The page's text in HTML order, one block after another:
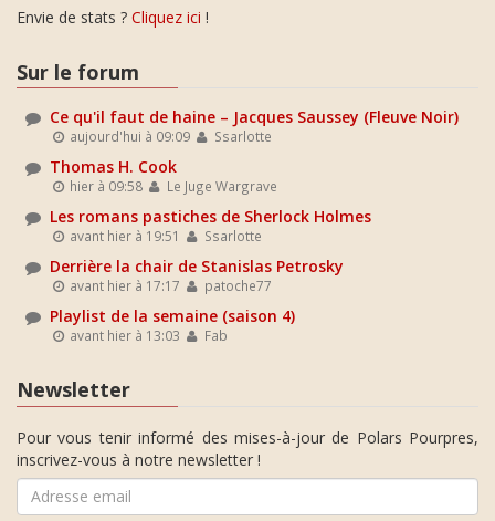
Envie de stats ? Cliquez ici !
Sur le forum
Ce qu'il faut de haine – Jacques Saussey (Fleuve Noir)
aujourd'hui à 09:09 Ssarlotte
Thomas H. Cook
hier à 09:58 Le Juge Wargrave
Les romans pastiches de Sherlock Holmes
avant hier à 19:51 Ssarlotte
Derrière la chair de Stanislas Petrosky
avant hier à 17:17 patoche77
Playlist de la semaine (saison 4)
avant hier à 13:03 Fab
Newsletter
Pour vous tenir informé des mises-à-jour de Polars Pourpres,
inscrivez-vous à notre newsletter !